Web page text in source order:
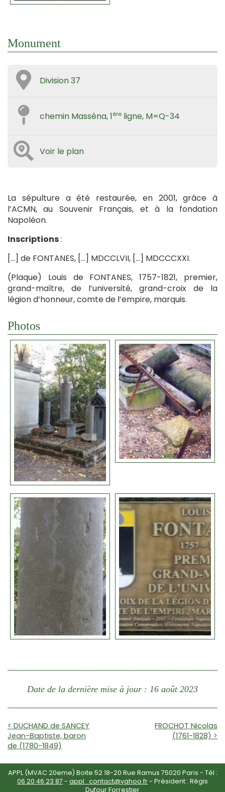
Monument
Division 37
chemin Masséna, 1ère ligne, M=Q-34
Voir le plan
La sépulture a été restaurée, en 2001, grâce à
l’ACMN, au Souvenir Français, et à la fondation
Napoléon.
Inscriptions:
[…] de FONTANES, […] MDCCLVII, […] MDCCCXXI.
(Plaque) Louis de FONTANES, 1757-1821, premier,
grand-maître, de l’université, grand-croix de la
légion d’honneur, comte de l’empire, marquis.
Photos
Date de la dernière mise à jour : 16 août 2023
< DUCHAND de SANCEY
Jean-Baptiste, baron
de (1780-1849)
FROCHOT Nicolas
(1761-1828) >
APPL (MVAC 20eme) Boite 52 18-20 Rue Ramus 75020 Paris - Tél :
06 20 46 23 87 - appl_contact@yahoo.fr- Président : Régis
Dufour Forrestier